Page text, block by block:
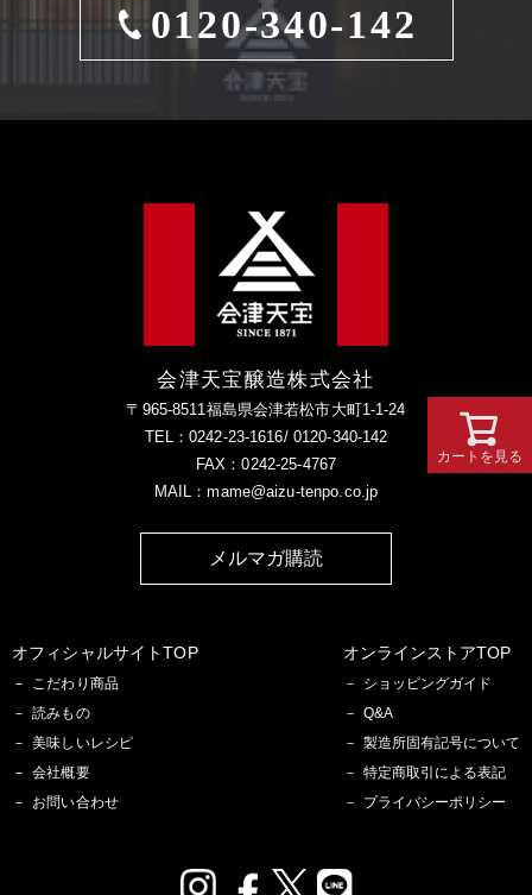
0120-340-142
会津天宝醸造株式会社
〒965-8511福島県会津若松市大町1-1-24
TEL：0242-23-1616/ 0120-340-142
FAX：0242-25-4767
MAIL：mame@aizu-tenpo.co.jp
メルマガ購読
オフィシャルサイトTOP
こだわり商品
読みもの
美味しいレシピ
会社概要
お問い合わせ
オンラインストアTOP
ショッピングガイド
Q&A
製造所固有記号について
特定商取引による表記
プライバシーポリシー
カートを見る